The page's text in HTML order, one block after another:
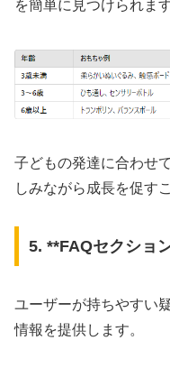
を簡単に見つけられます
子どもの発達に合わせ
しみながら成長を促す
5. **FAQセクショ
ユーザーが持ちやすい
情報を提供します。